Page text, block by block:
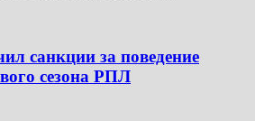
санкции за поведение
сезона РПЛ